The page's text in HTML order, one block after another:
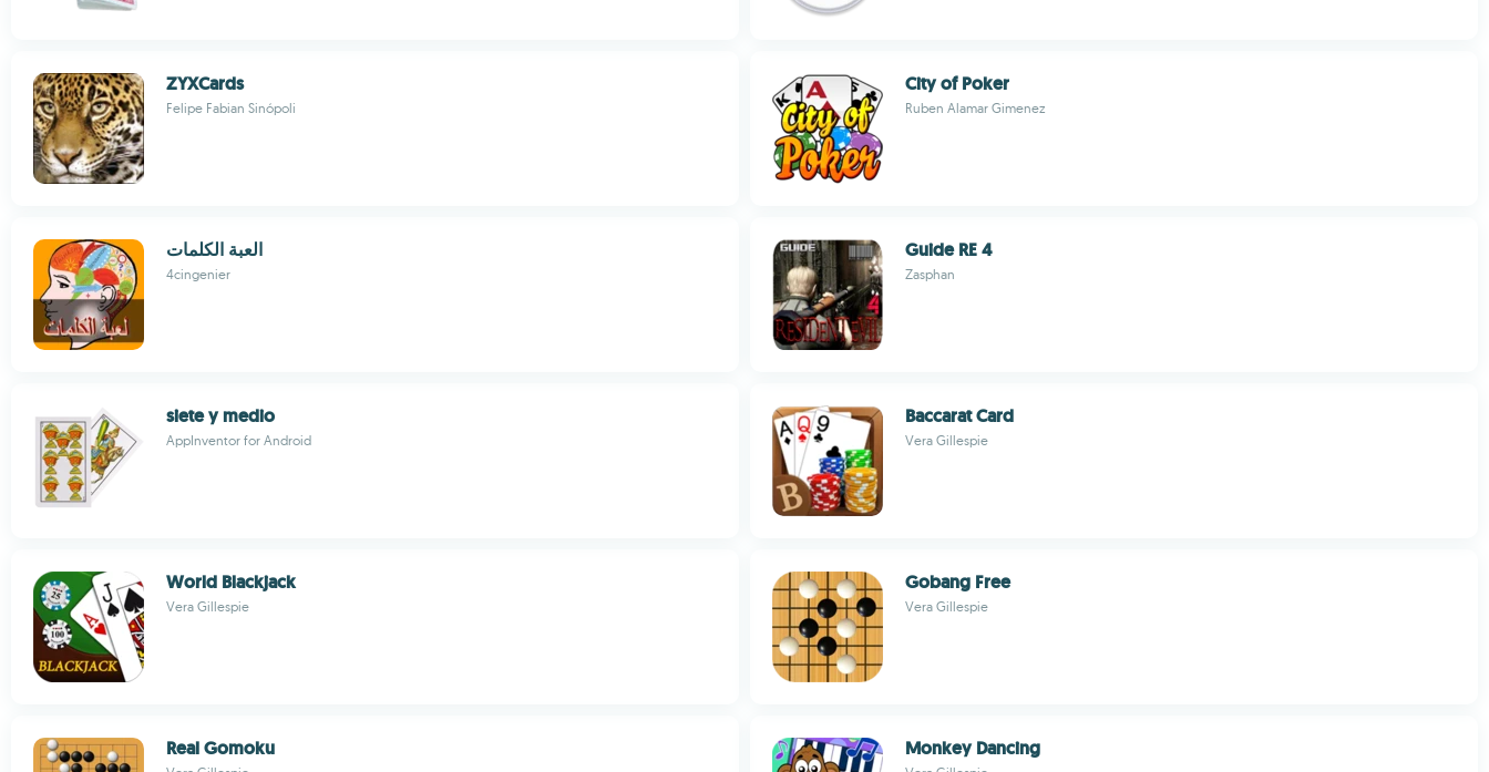
ZYXCards
Felipe Fabian Sinópoli
City of Poker
Ruben Alamar Gimenez
العبة الكلمات
4cingenier
Guide RE 4
Zasphan
siete y medio
AppInventor for Android
Baccarat Card
Vera Gillespie
World Blackjack
Vera Gillespie
Gobang Free
Vera Gillespie
Real Gomoku Monkey Dancing